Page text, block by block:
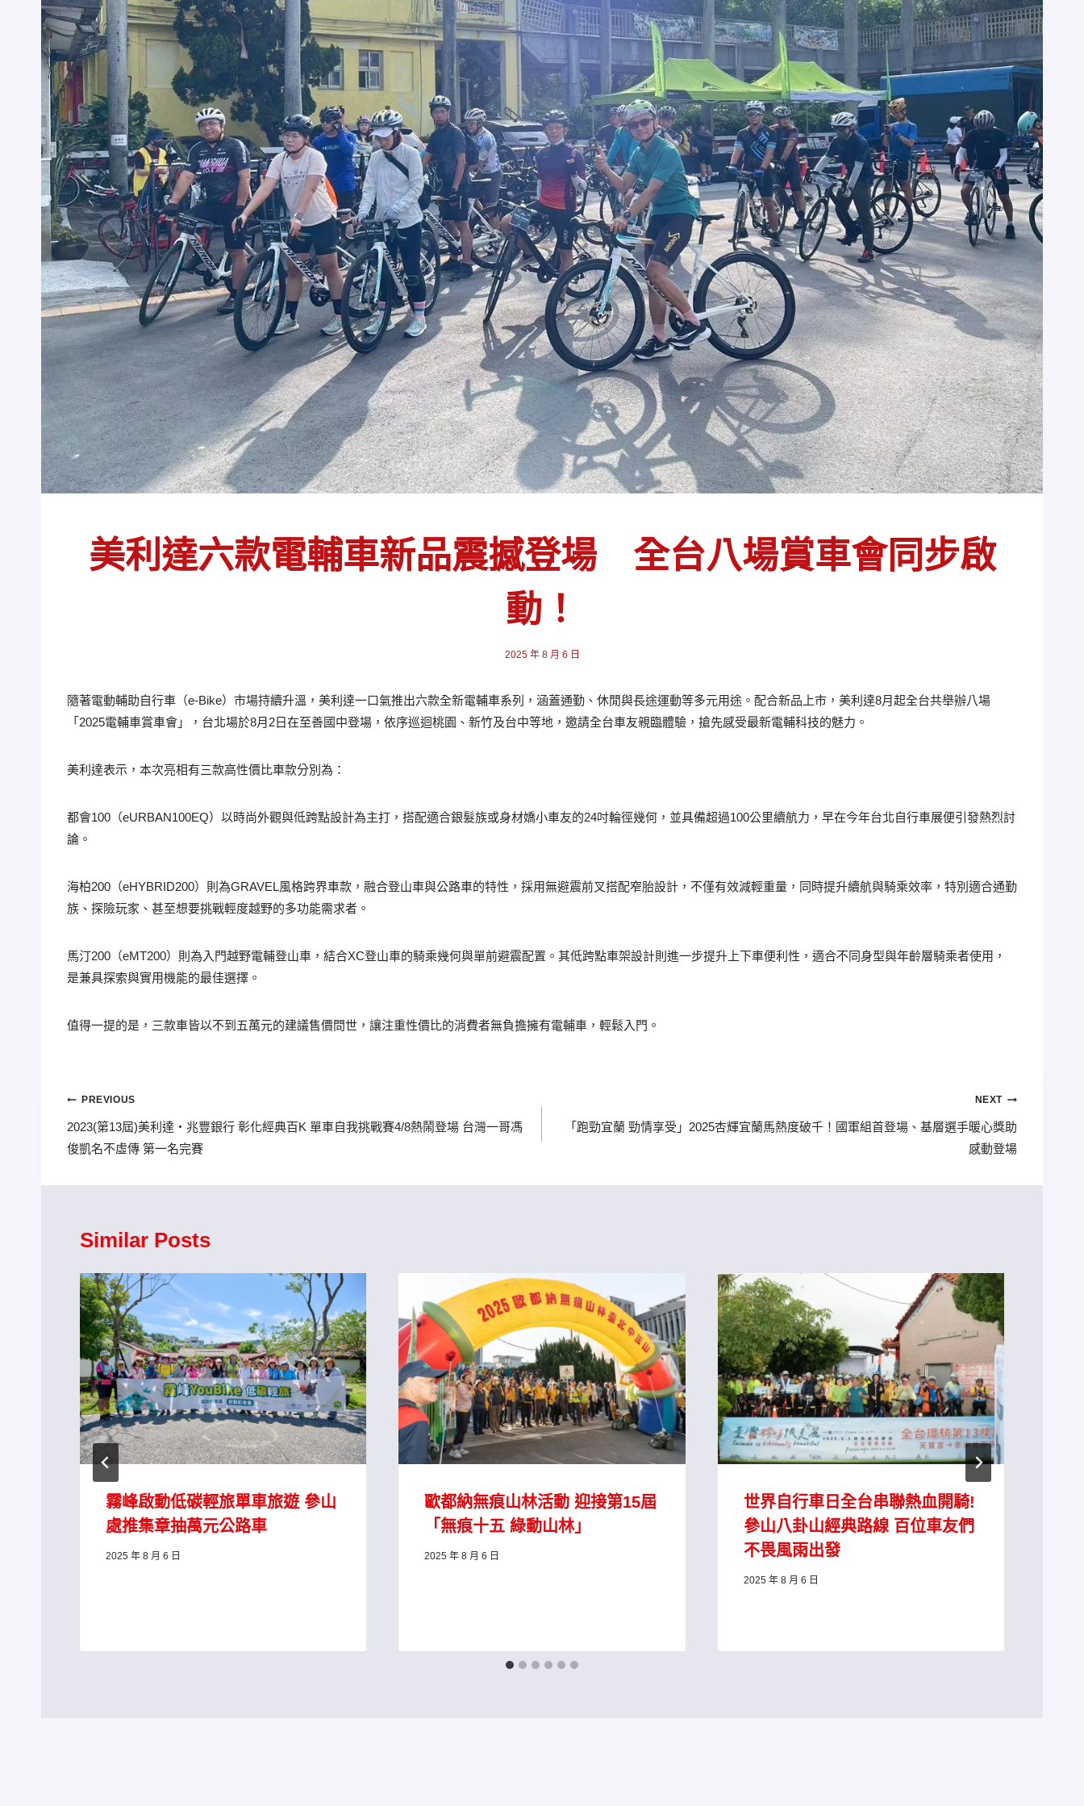
美利達六款電輔車新品震撼登場 全台八場賞車會同步啟
動！
2025 年 8 月 6 日
隨著電動輔助自行車（e-Bike）市場持續升溫，美利達一口氣推出六款全新電輔車系列，涵蓋通勤、休閒與長途運動等多元用途。配合新品上市，美利達8月起全台共舉辦八場
「2025電輔車賞車會」，台北場於8月2日在至善國中登場，依序巡迴桃園、新竹及台中等地，邀請全台車友親臨體驗，搶先感受最新電輔科技的魅力。
美利達表示，本次亮相有三款高性價比車款分別為：
都會100（eURBAN100EQ）以時尚外觀與低跨點設計為主打，搭配適合銀髮族或身材嬌小車友的24吋輪徑幾何，並具備超過100公里續航力，早在今年台北自行車展便引發熱烈討
論。
海柏200（eHYBRID200）則為GRAVEL風格跨界車款，融合登山車與公路車的特性，採用無避震前叉搭配窄胎設計，不僅有效減輕重量，同時提升續航與騎乘效率，特別適合通勤
族、探險玩家、甚至想要挑戰輕度越野的多功能需求者。
馬汀200（eMT200）則為入門越野電輔登山車，結合XC登山車的騎乘幾何與單前避震配置。其低跨點車架設計則進一步提升上下車便利性，適合不同身型與年齡層騎乘者使用，
是兼具探索與實用機能的最佳選擇。
值得一提的是，三款車皆以不到五萬元的建議售價問世，讓注重性價比的消費者無負擔擁有電輔車，輕鬆入門。
文
章
導
覽
PREVIOUS
2023(第13屆)美利達‧兆豐銀行 彰化經典百K 單車自我挑戰賽4/8熱鬧登場 台灣一哥馮
俊凱名不虛傳 第一名完賽
NEXT
「跑勁宜蘭 勁情享受」2025杏輝宜蘭馬熱度破千！國軍組首登場、基層選手暖心獎助
感動登場
Similar Posts
霧峰啟動低碳輕旅單車旅遊 參山
處推集章抽萬元公路車
2025 年 8 月 6 日
歐都納無痕山林活動 迎接第15屆
「無痕十五 綠動山林」
2025 年 8 月 6 日
世界自行車日全台串聯熱血開騎!
參山八卦山經典路線 百位車友們
不畏風雨出發
2025 年 8 月 6 日